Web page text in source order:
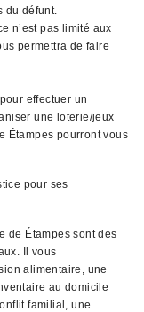
du défunt.
n’est pas limité aux
permettra de faire
effectuer un
une loterie/jeux
Étampes pourront vous
pour ses
de Étampes sont des
Il vous
alimentaire, une
au domicile
familial, une